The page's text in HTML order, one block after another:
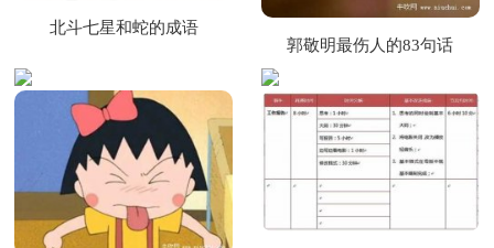
北斗七星和蛇的成语
郭敬明最伤人的83句话